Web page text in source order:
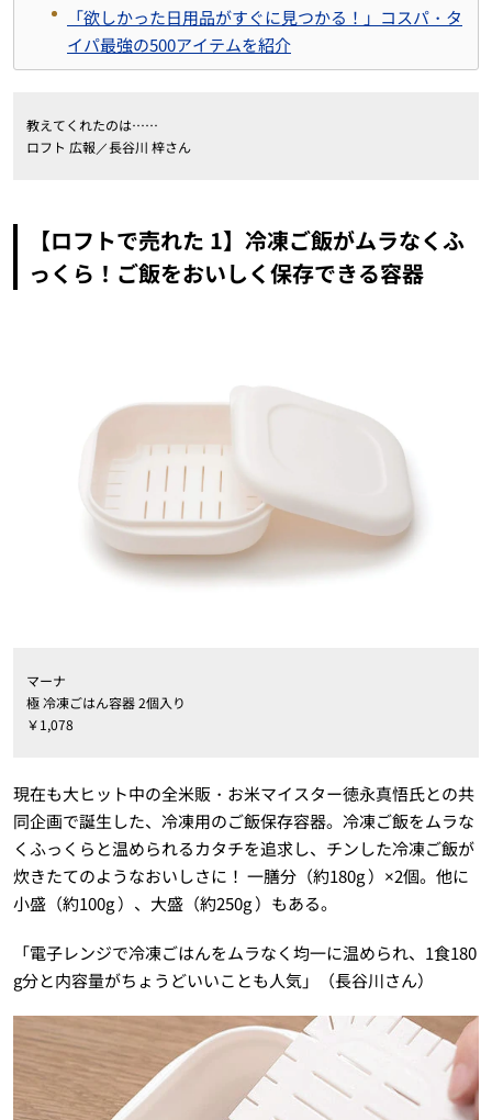
「欲しかった日用品がすぐに見つかる！」コスパ・タ
イパ最強の500アイテムを紹介
教えてくれたのは……
ロフト 広報／長谷川 梓さん
【ロフトで売れた 1】冷凍ご飯がムラなくふ
っくら！ご飯をおいしく保存できる容器
マーナ
極 冷凍ごはん容器 2個入り
￥1,078
現在も大ヒット中の全米販・お米マイスター徳永真悟氏との共
同企画で誕生した、冷凍用のご飯保存容器。冷凍ご飯をムラな
くふっくらと温められるカタチを追求し、チンした冷凍ご飯が
炊きたてのようなおいしさに！ 一膳分（約180g ）×2個。他に
小盛（約100g ）、大盛（約250g ）もある。
「電子レンジで冷凍ごはんをムラなく均一に温められ、1食180
g分と内容量がちょうどいいことも人気」（長谷川さん）